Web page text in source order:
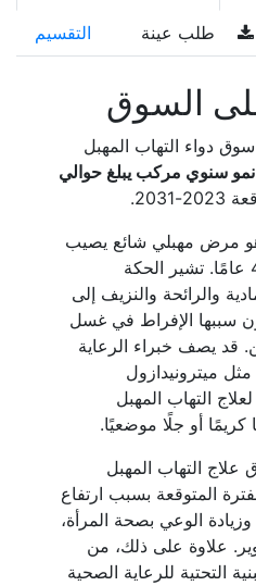
التقسيم
السوق
دواء التهاب المهبل
نمو سنوي مركب يبلغ حوالي
هو مرض مهبلي شائع يصيب
النساء في سن 15 إلى 45 عامًا. تشير الحكة
والرائحة والنزيف إلى
سببها الإفراط في غسل
قد يصف خبراء الرعاية
ميترونيدازول
التهاب المهبل
أو جلًا موضعيًا.
التهاب المهبل
المتوقعة بسبب ارتفاع
وزيادة الوعي بصحة المرأة،
علاوة على ذلك، من
التحتية للرعاية الصحية